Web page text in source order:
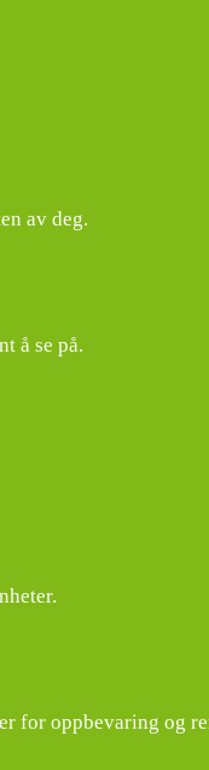
av deg.
å se på.
for oppbevaring og